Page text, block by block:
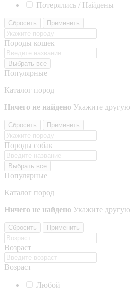
Потерялись / Найдены
Сбросить Применить
Породы кошек
Выбрать все
Популярные
Каталог пород
Ничего не найдено Укажите
Сбросить Применить
Породы собак
Выбрать все
Популярные
Каталог пород
Ничего не найдено Укажите
Сбросить Применить
Возраст
Возраст
Любой